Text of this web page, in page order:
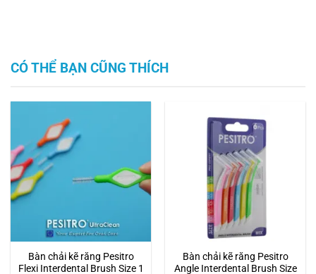
CÓ THỂ BẠN CŨNG THÍCH
Bàn chải kẽ răng Pesitro
Flexi Interdental Brush Size 1
Bàn chải kẽ răng Pesitro
Angle Interdental Brush Size